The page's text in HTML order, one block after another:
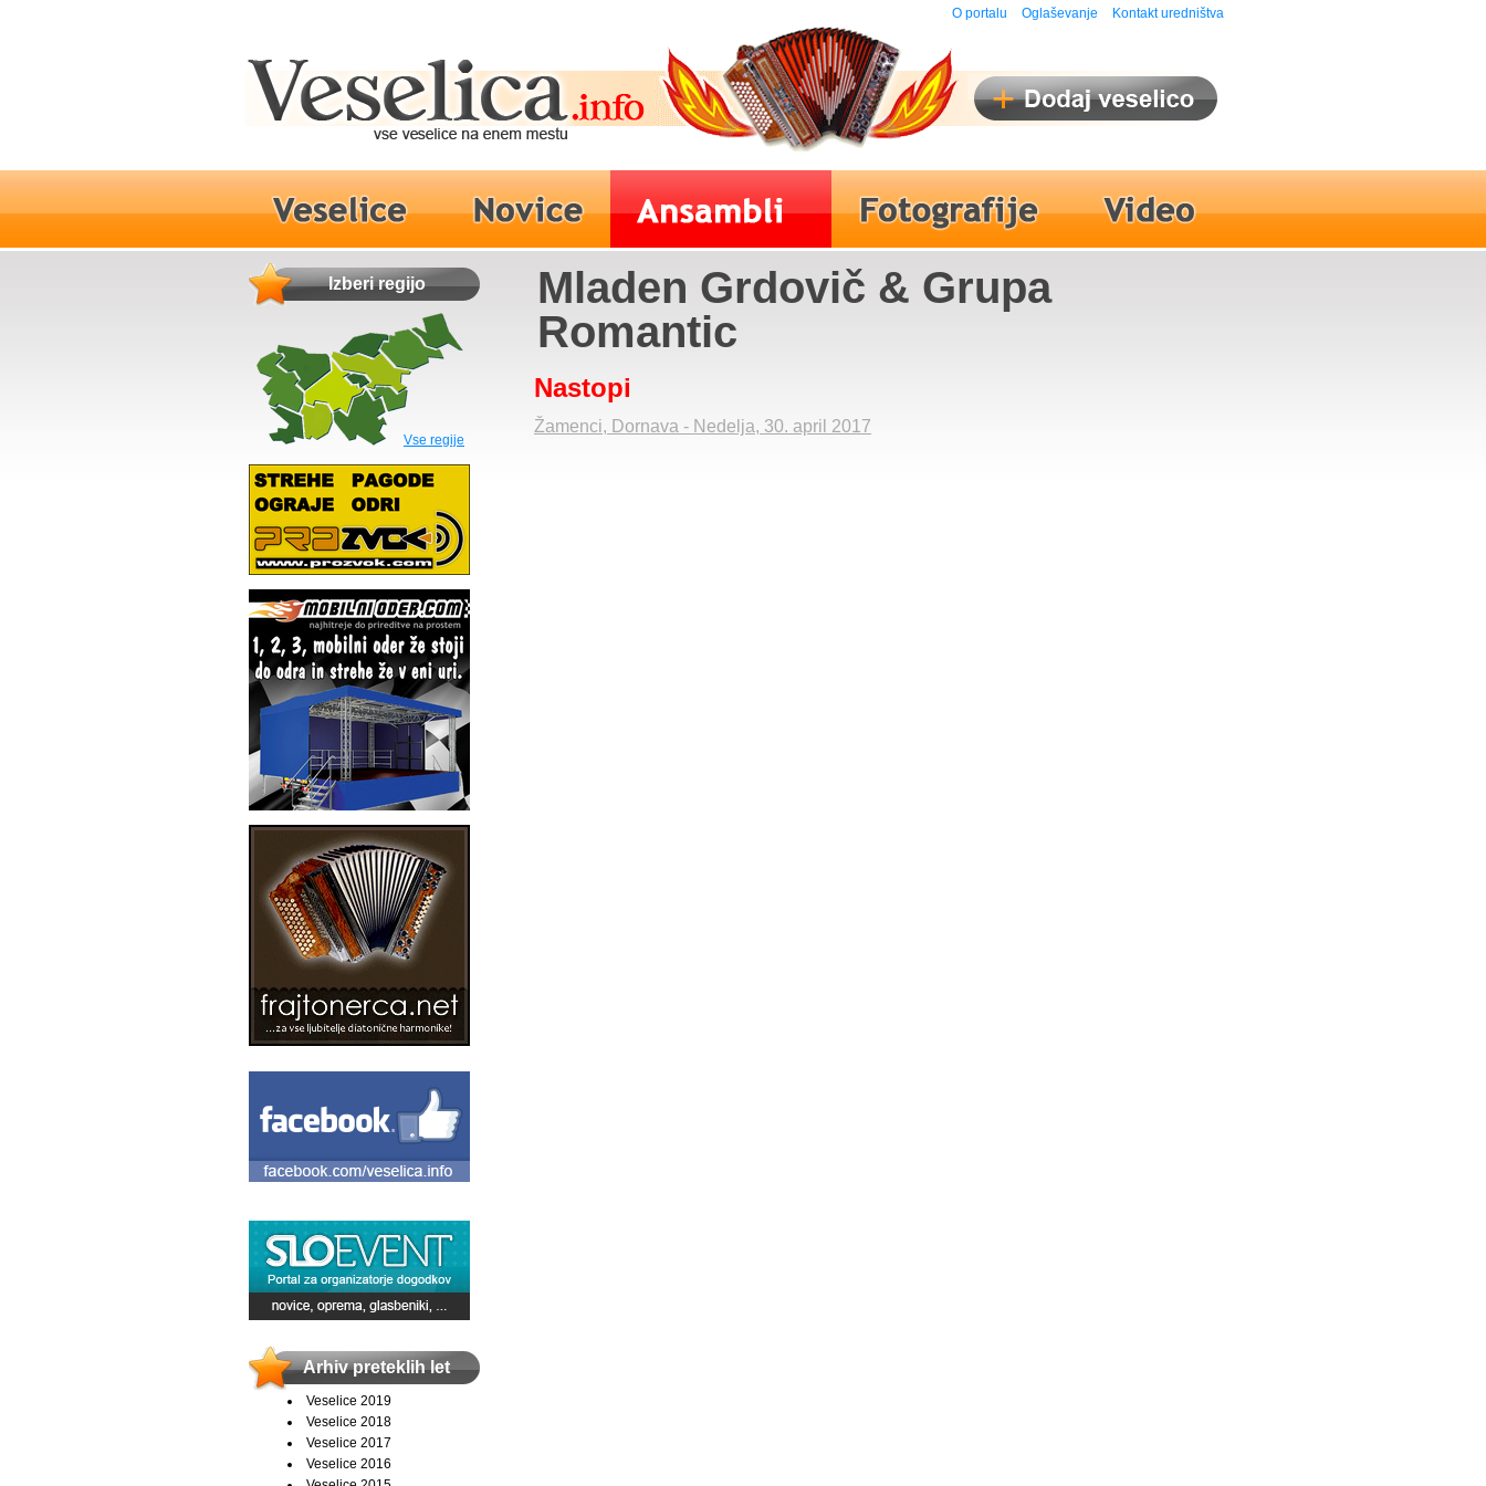
O portalu Oglaševanje Kontakt uredništva
Izberi regijo
Vse regije
Arhiv preteklih let
Veselice 2019
Veselice 2018
Veselice 2017
Veselice 2016
Mladen Grdovič & Grupa
Romantic
Nastopi
Žamenci, Dornava - Nedelja, 30. april 2017